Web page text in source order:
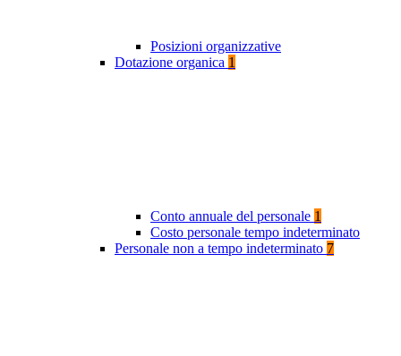
Posizioni organizzative
Dotazione organica 1
Conto annuale del personale 1
Costo personale tempo indeterminato
Personale non a tempo indeterminato 7